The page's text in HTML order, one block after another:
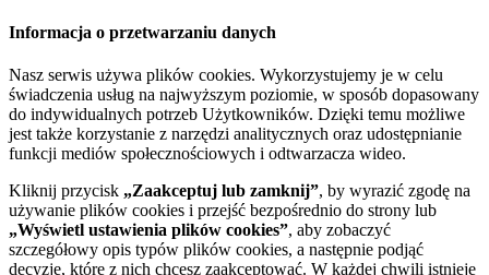
Informacja o przetwarzaniu danych
Nasz serwis używa plików cookies. Wykorzystujemy je w celu
świadczenia usług na najwyższym poziomie, w sposób dopasowany
do indywidualnych potrzeb Użytkowników. Dzięki temu możliwe
jest także korzystanie z narzędzi analitycznych oraz udostępnianie
funkcji mediów społecznościowych i odtwarzacza wideo.
Kliknij przycisk „Zaakceptuj lub zamknij”, by wyrazić zgodę na
używanie plików cookies i przejść bezpośrednio do strony lub
„Wyświetl ustawienia plików cookies”, aby zobaczyć
szczegółowy opis typów plików cookies, a następnie podjąć
decyzję, które z nich chcesz zaakceptować. W każdej chwili istnieje